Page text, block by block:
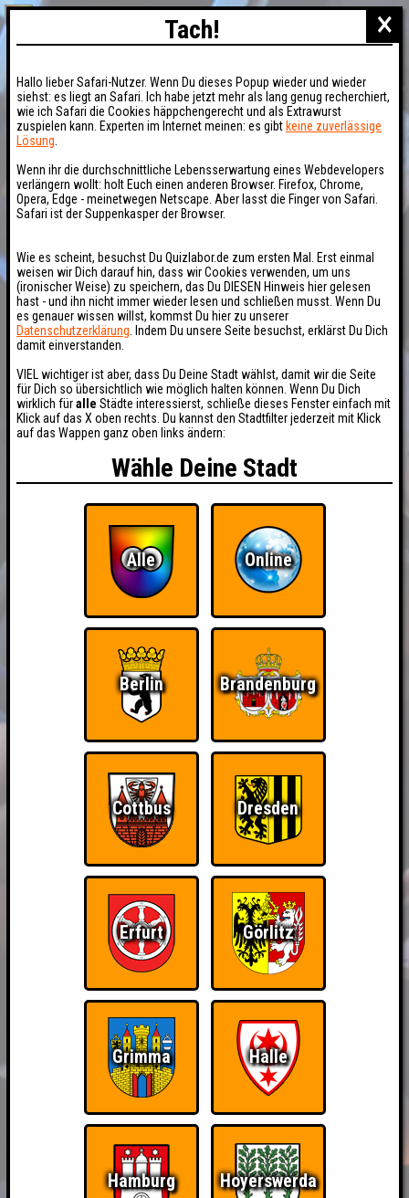
×
Tach!
Hallo lieber Safari-Nutzer. Wenn Du dieses Popup wieder und wieder
siehst: es liegt an Safari. Ich habe jetzt mehr als lang genug recherchiert,
wie ich Safari die Cookies häppchengerecht und als Extrawurst
zuspielen kann. Experten im Internet meinen: es gibt keine zuverlässige
Lösung
Wenn ihr die durchschnittliche Lebensserwartung eines Webdevelopers
verlängern wollt: holt Euch einen anderen Browser. Firefox, Chrome,
Opera, Edge - meinetwegen Netscape. Aber lasst die Finger von Safari.
Safari ist der Suppenkasper der Browser.
Wie es scheint, besuchst Du Quizlabor.de zum ersten Mal. Erst einmal
weisen wir Dich darauf hin, dass wir Cookies verwenden, um uns
(ironischer Weise) zu speichern, das Du DIESEN Hinweis hier gelesen
hast - und ihn nicht immer wieder lesen und schließen musst. Wenn Du
es genauer wissen willst, kommst Du hier zu unserer
Datenschutzerklärung . Indem Du unsere Seite besuchst, erklärst Du Dich
damit einverstanden.
VIEL wichtiger ist aber, dass Du Deine Stadt wählst, damit wir die Seite
für Dich so übersichtlich wie möglich halten können. Wenn Du Dich
wirklich füralle Städte interessierst, schließe dieses Fenster einfach mit
Klick auf das X oben rechts. Du kannst den Stadtfilter jederzeit mit Klick
auf das Wappen ganz oben links ändern:
Wähle Deine Stadt
Alle Online
Berlin Brandenburg
Cottbus Dresden
Erfurt Görlitz
Grimma Halle
Hamburg Hoyerswerda